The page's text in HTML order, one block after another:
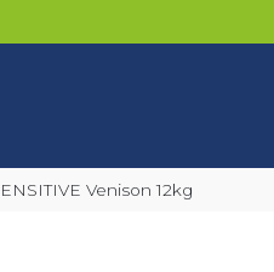
Venison 12kg